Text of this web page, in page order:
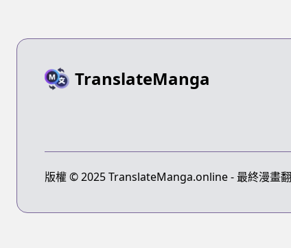
TranslateManga
版權 © 2025 TranslateManga.online - 最終漫畫